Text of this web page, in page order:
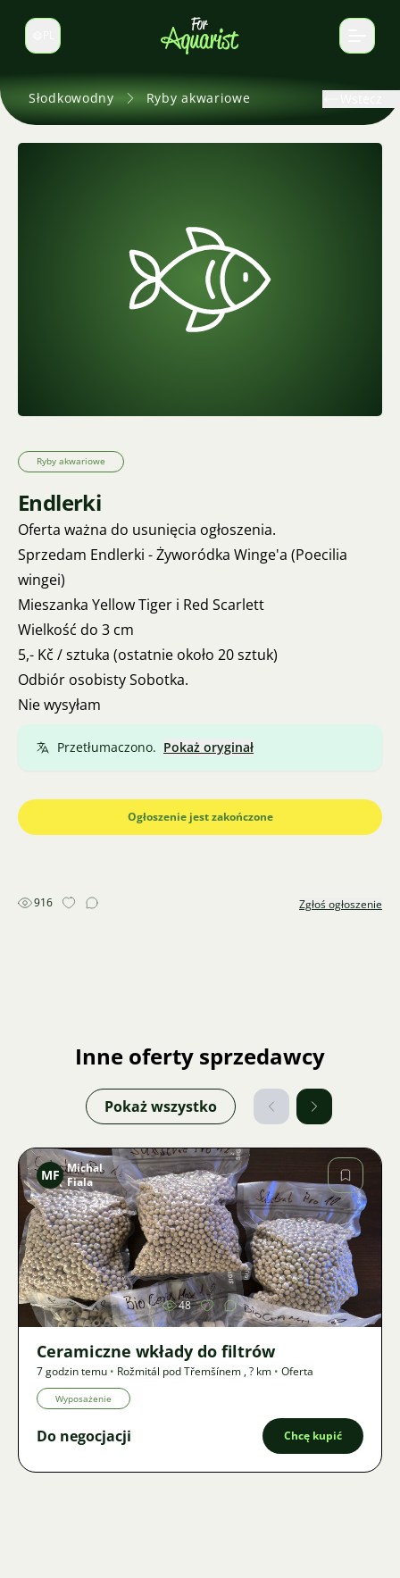
Zmień język
Słodkowodny Ryby akwariowe
Ryby akwariowe
Endlerki
Oferta ważna do usunięcia ogłoszenia.
Sprzedam Endlerki - Żyworódka Winge'a (Poecilia
wingei)
Mieszanka Yellow Tiger i Red Scarlett
Wielkość do 3 cm
5,- Kč / sztuka (ostatnie około 20 sztuk)
Odbiór osobisty Sobotka.
Nie wysyłam
Przetłumaczono. Pokaż oryginał
Ogłoszenie jest zakończone
916 Zgłoś ogłoszenie
Inne oferty sprzedawcy
Pokaż wszystko
Zdjęcie
MF Michal
Fiala
48
Ceramiczne wkłady do filtrów
7 godzin temu • Rožmitál pod Třemšínem ,? km • Oferta
Wyposażenie
Do negocjacji Chcę kupić